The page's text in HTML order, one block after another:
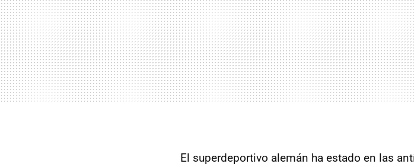
El superdeportivo alemán ha estado en las